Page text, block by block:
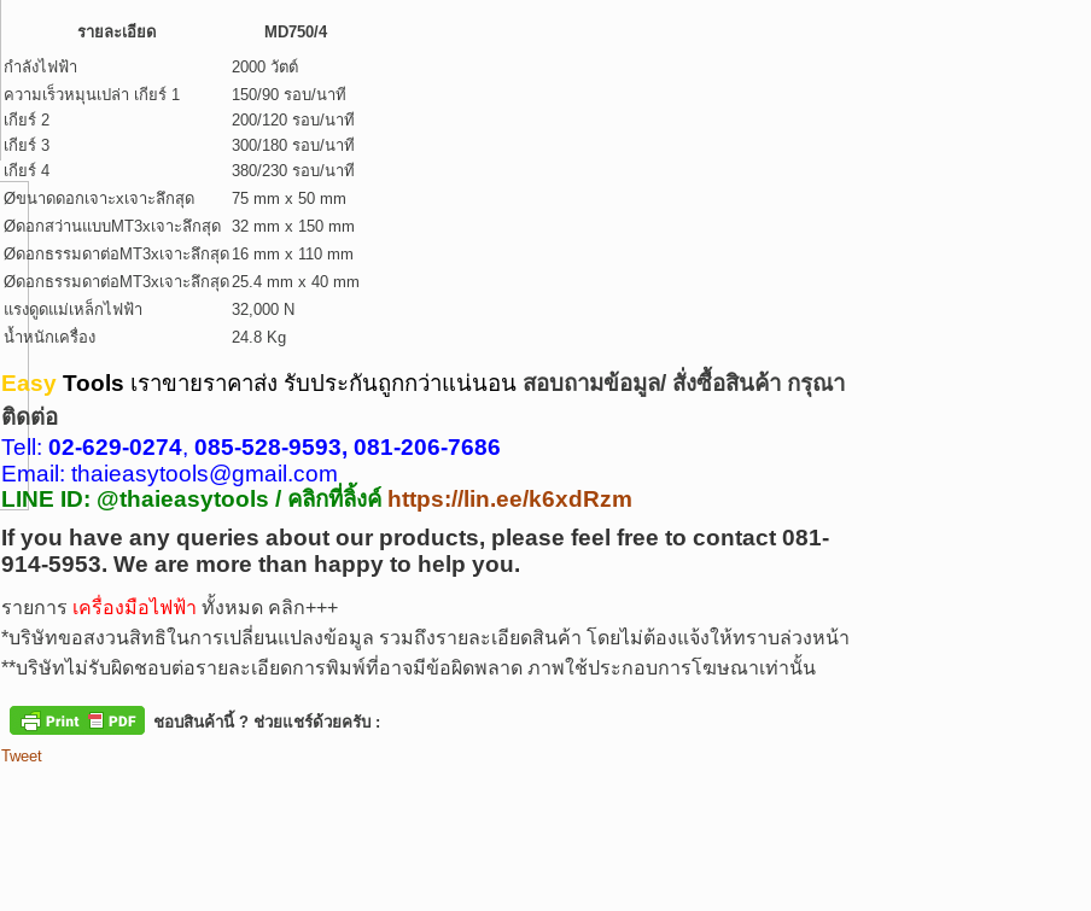
รายละเอียด
MD750/4
กำลังไฟฟ้า
2000 วัตต์
ความเร็วหมุนเปล่า เกียร์ 1
เกียร์ 2
เกียร์ 3
เกียร์ 4
150/90 รอบ/นาที
200/120 รอบ/นาที
300/180 รอบ/นาที
380/230 รอบ/นาที
Øขนาดดอกเจาะxเจาะลึกสุด
75 mm x 50 mm
Øดอกสว่านแบบMT3xเจาะลึกสุด 32 mm x 150 mm
Øดอกธรรมดาต่อMT3xเจาะลึกสุด 16 mm x 110 mm
Øดอกธรรมดาต่อMT3xเจาะลึกสุด25.4 mm x 40 mm
แรงดูดแม่เหล็กไฟฟ้า
32,000 N
น้ำหนักเครื่อง
24.8 Kg
Easy Tools เราขายราคาส่ง รับประกันถูกกว่าแน่นอน สอบถามข้อมูล/ สั่งซื้อสินค้า กรุณา
ติดต่อ
Tell: 02-629-0274, 085-528-9593, 081-206-7686
Email: thaieasytools@gmail.com
LINE ID: @thaieasytools / คลิกที่ลิ้งค์ https://lin.ee/k6xdRzm
If you have any queries about our products, please feel free to contact 081-
914-5953. We are more than happy to help you.
รายการ เครื่องมือไฟฟ้า ทั้งหมด คลิก+++
*บริษัทขอสงวนสิทธิในการเปลี่ยนแปลงข้อมูล รวมถึงรายละเอียดสินค้า โดยไม่ต้องแจ้งให้ทราบล่วงหน้า
**บริษัทไม่รับผิดชอบต่อรายละเอียดการพิมพ์ที่อาจมีข้อผิดพลาด ภาพใช้ประกอบการโฆษณาเท่านั้น
ชอบสินค้านี้ ? ช่วยแชร์ด้วยครับ :
Tweet